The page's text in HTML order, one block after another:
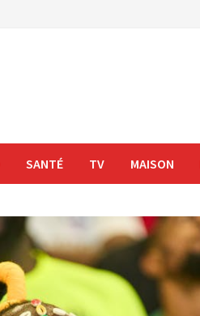
SANTÉ TV MAISON